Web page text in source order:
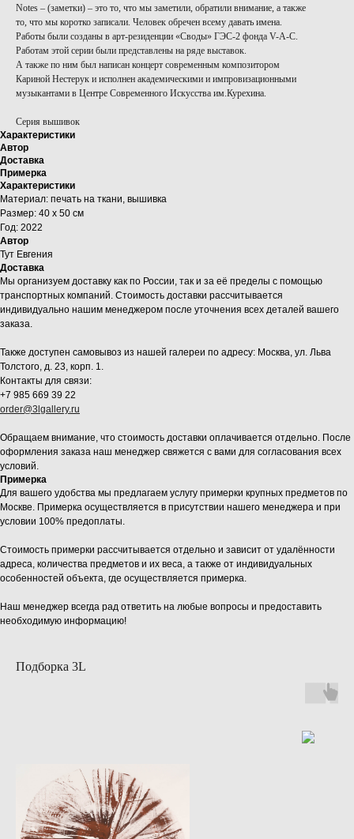
Notes – (заметки) – это то, что мы заметили, обратили внимание, а также
то, что мы коротко записали. Человек обречен всему давать имена.
Работы были созданы в арт-резиденции «Своды» ГЭС-2 фонда V-A-C.
Работам этой серии были представлены на ряде выставок.
А также по ним был написан концерт современным композитором
Кариной Нестерук и исполнен академическими и импровизационными
музыкантами в Центре Современного Искусства им.Курехина.
Серия вышивок
Характеристики
Автор
Доставка
Примерка
Характеристики
Материал: печать на ткани, вышивка
Размер: 40 х 50 см
Год: 2022
Автор
Тут Евгения
Доставка
Мы организуем доставку как по России, так и за её пределы с помощью
транспортных компаний. Стоимость доставки рассчитывается
индивидуально нашим менеджером после уточнения всех деталей вашего
заказа.
Также доступен самовывоз из нашей галереи по адресу: Москва, ул. Льва
Толстого, д. 23, корп. 1.
Контакты для связи:
+7 985 669 39 22
order@3lgallery.ru
Обращаем внимание, что стоимость доставки оплачивается отдельно. После
оформления заказа наш менеджер свяжется с вами для согласования всех
условий.
Примерка
Для вашего удобства мы предлагаем услугу примерки крупных предметов по
Москве. Примерка осуществляется в присутствии нашего менеджера и при
условии 100% предоплаты.
Стоимость примерки рассчитывается отдельно и зависит от удалённости
адреса, количества предметов и их веса, а также от индивидуальных
особенностей объекта, где осуществляется примерка.
Наш менеджер всегда рад ответить на любые вопросы и предоставить
необходимую информацию!
Подборка 3L